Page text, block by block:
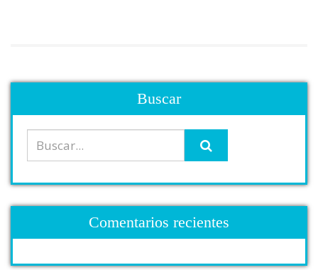
Buscar
Comentarios recientes